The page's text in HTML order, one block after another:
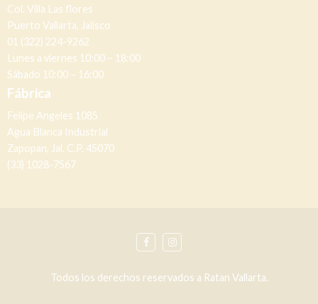
Col. Villa Las flores
Puerto Vallarta, Jalisco
01 (322) 224-9262
Lunes a viernes 10:00 – 18:00
Sábado 10:00 – 16:00
Fábrica
Felipe Angeles 1085
Agua Blanca Industrial
Zapopan, Jal. C.P. 45070
(33) 1028-7567
Todos los derechos reservados a Ratan Vallarta.